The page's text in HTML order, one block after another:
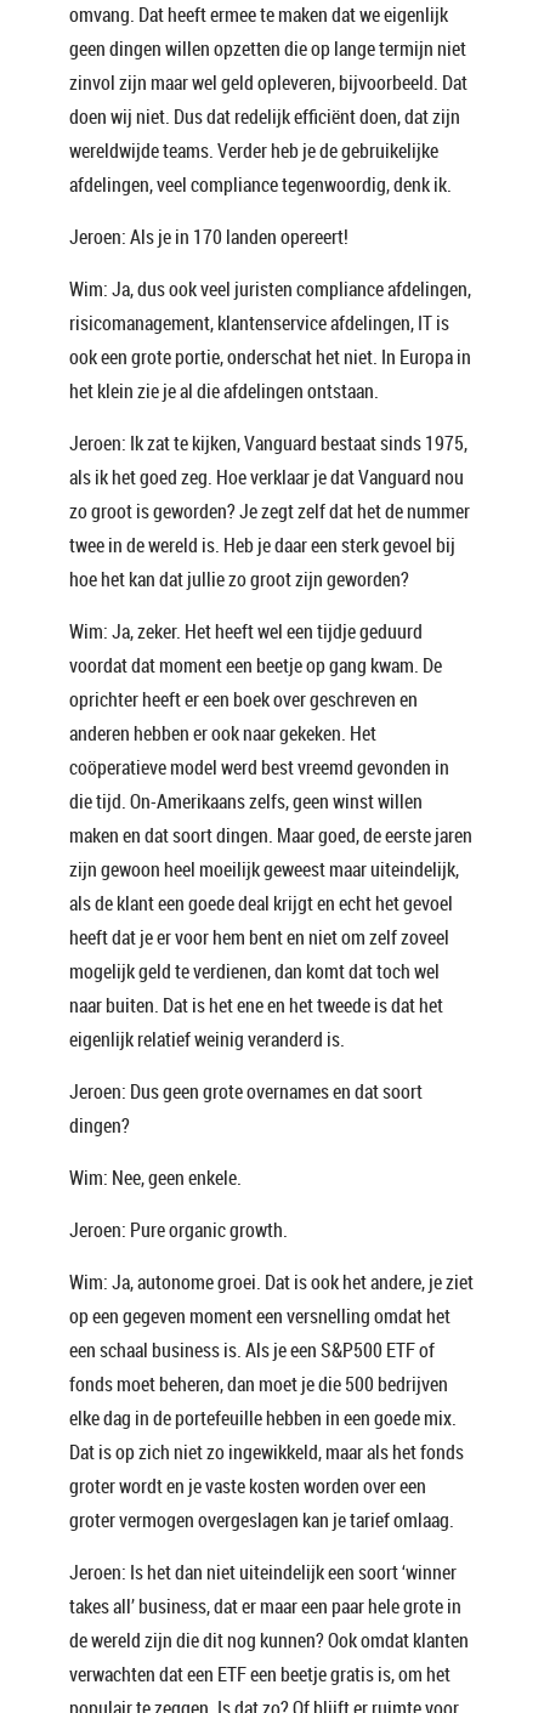
omvang. Dat heeft ermee te maken dat we eigenlijk
geen dingen willen opzetten die op lange termijn niet
zinvol zijn maar wel geld opleveren, bijvoorbeeld. Dat
doen wij niet. Dus dat redelijk efficiënt doen, dat zijn
wereldwijde teams. Verder heb je de gebruikelijke
afdelingen, veel compliance tegenwoordig, denk ik.
Jeroen: Als je in 170 landen opereert!
Wim: Ja, dus ook veel juristen compliance afdelingen,
risicomanagement, klantenservice afdelingen, IT is
ook een grote portie, onderschat het niet. In Europa in
het klein zie je al die afdelingen ontstaan.
Jeroen: Ik zat te kijken, Vanguard bestaat sinds 1975,
als ik het goed zeg. Hoe verklaar je dat Vanguard nou
zo groot is geworden? Je zegt zelf dat het de nummer
twee in de wereld is. Heb je daar een sterk gevoel bij
hoe het kan dat jullie zo groot zijn geworden?
Wim: Ja, zeker. Het heeft wel een tijdje geduurd
voordat dat moment een beetje op gang kwam. De
oprichter heeft er een boek over geschreven en
anderen hebben er ook naar gekeken. Het
coöperatieve model werd best vreemd gevonden in
die tijd. On-Amerikaans zelfs, geen winst willen
maken en dat soort dingen. Maar goed, de eerste jaren
zijn gewoon heel moeilijk geweest maar uiteindelijk,
als de klant een goede deal krijgt en echt het gevoel
heeft dat je er voor hem bent en niet om zelf zoveel
mogelijk geld te verdienen, dan komt dat toch wel
naar buiten. Dat is het ene en het tweede is dat het
eigenlijk relatief weinig veranderd is.
Jeroen: Dus geen grote overnames en dat soort
dingen?
Wim: Nee, geen enkele.
Jeroen: Pure organic growth.
Wim: Ja, autonome groei. Dat is ook het andere, je ziet
op een gegeven moment een versnelling omdat het
een schaal business is. Als je een S&P500 ETF of
fonds moet beheren, dan moet je die 500 bedrijven
elke dag in de portefeuille hebben in een goede mix.
Dat is op zich niet zo ingewikkeld, maar als het fonds
groter wordt en je vaste kosten worden over een
groter vermogen overgeslagen kan je tarief omlaag.
Jeroen: Is het dan niet uiteindelijk een soort ‘winner
takes all’ business, dat er maar een paar hele grote in
de wereld zijn die dit nog kunnen? Ook omdat klanten
verwachten dat een ETF een beetje gratis is, om het